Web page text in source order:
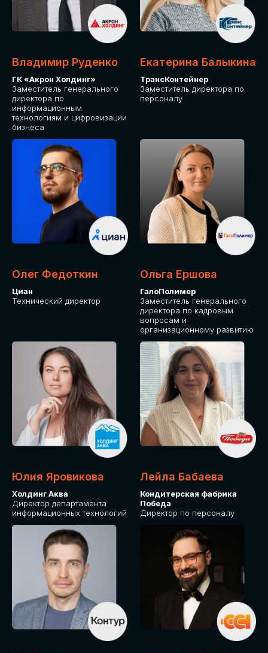
Владимир Руденко
ГК «Акрон Холдинг»
Заместитель генерального
директора по
информационным
технологиям и цифровизации
бизнеса
Екатерина Балыкина
ТрансКонтейнер
Заместитель директора по
персоналу
Олег Федоткин
Циан
Технический директор
Ольга Ершова
ГалоПолимер
Заместитель генерального
директора по кадровым
вопросам и
организационному развитию
Юлия Яровикова
Холдинг Аква
Директор департамента
информационных технологий
Лейла Бабаева
Кондитерская фабрика
Победа
Директор по персоналу